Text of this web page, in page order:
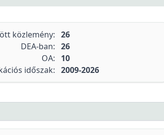
közlemény: 26
DEA-ban: 26
OA:
10
időszak: 2009-2026